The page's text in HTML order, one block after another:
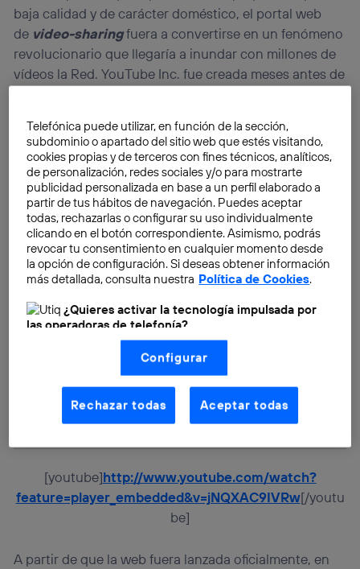
baja calidad y de carácter doméstico, el portal web
de video-sharingfuera a convertirse en un fenómeno
revolucionario que llegaría a inundar con millones de
vídeos la Red. YouTube Inc. fue creada meses antes de
Karim.
[youtube]http://www.youtube.com/watch?
feature=player_embedded&v=jNQXAC9IVRw[/youtu
be]
A partir de que la web fuera lanzada oficialmente, en
Telefónica puede utilizar, en función de la sección,
subdominio o apartado del sitio web que estés visitando,
cookies propias y de terceros con fines técnicos, analíticos,
de personalización, redes sociales y/o para mostrarte
publicidad personalizada en base a un perfil elaborado a
partir de tus hábitos de navegación. Puedes aceptar
todas, rechazarlas o configurar su uso individualmente
clicando en el botón correspondiente. Asimismo, podrás
revocar tu consentimiento en cualquier momento desde
la opción de configuración. Si deseas obtener información
más detallada, consulta nuestra Política de Cookies.
¿Quieres activar la tecnología impulsada por
las operadoras de telefonía?
Nosotros, Telefónica S.A., utilizamos la tecnología Utiq para
realizar nuestras acciones de marketing digital o análisis
(como se describe en este aviso de consentimiento)
basadas en tu navegación en nuestra(s) web(s)
aquí(solo cuando utilizas una conexión a
internet habilitada , proporcionada por una de las
operadoras de telefonía participantes, y otorgas tu
prioridad ofreciéndote elección y control.
La tecnología utiliza un identificador cifrado creado por tu
, utilizando tu dirección IP y otra
información de la cuenta de cliente de
(p. ej., número de teléfono móvil).
Configurar
Rechazar todas Aceptar todas